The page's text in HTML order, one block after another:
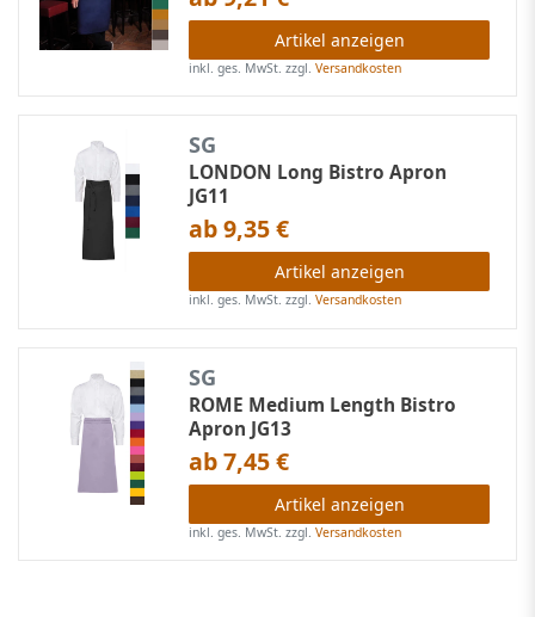
Artikel anzeigen
inkl. ges. MwSt. zzgl.Versandkosten
SG
LONDON Long Bistro Apron
JG11
ab 9,35 €
Artikel anzeigen
inkl. ges. MwSt. zzgl.Versandkosten
SG
ROME Medium Length Bistro
Apron JG13
ab 7,45 €
Artikel anzeigen
inkl. ges. MwSt. zzgl.Versandkosten